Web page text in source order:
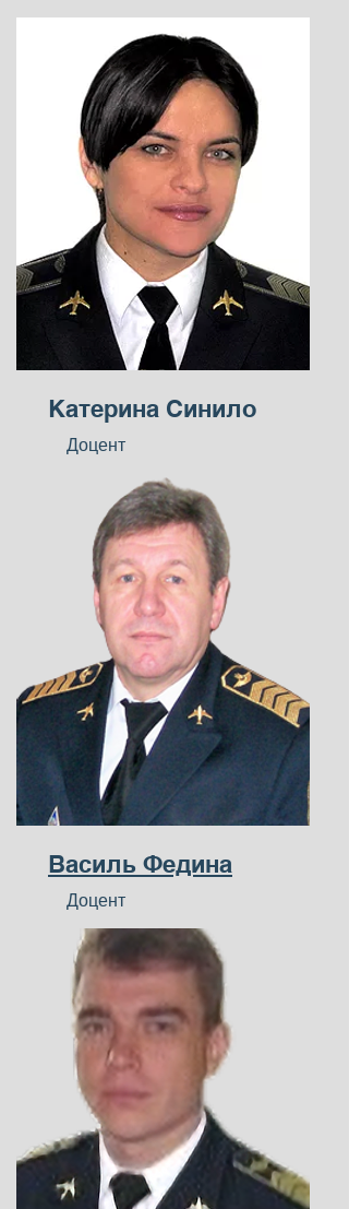
Катерина Синило
Доцент
Василь Федина
Доцент